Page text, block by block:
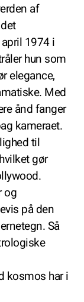
af
1974 i
hun som
elegance,
Med
ånd fanger
kameraet.
til
gør
og
på den
Så
kosmos har i